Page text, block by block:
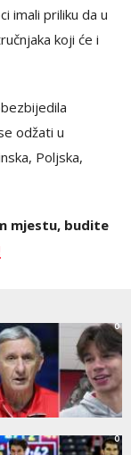
imali priliku da u
koji će i
odžati u
Poljska,
mjestu, budite
0
0